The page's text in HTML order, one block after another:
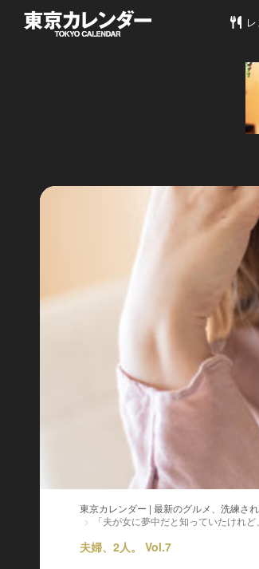
東京
東京カレンダー | 最新のグルメ、洗練さ
「夫が女に夢中だと知っていたけれ
夫婦、2人。 Vol.7